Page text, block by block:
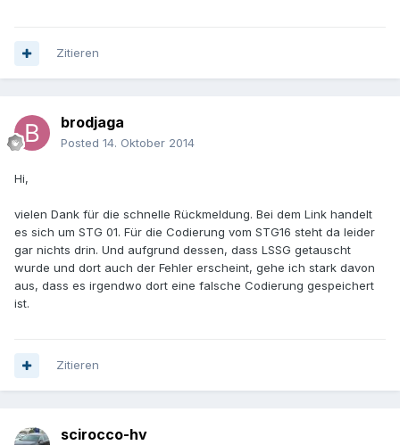
Zitieren
brodjaga
Posted 14. Oktober 2014
Hi,
vielen Dank für die schnelle Rückmeldung. Bei dem Link handelt
es sich um STG 01. Für die Codierung vom STG16 steht da leider
gar nichts drin. Und aufgrund dessen, dass LSSG getauscht
wurde und dort auch der Fehler erscheint, gehe ich stark davon
aus, dass es irgendwo dort eine falsche Codierung gespeichert
ist.
Zitieren
scirocco-hv